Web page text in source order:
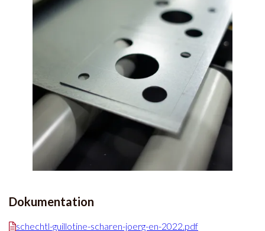
Dokumentation
schechtl-guillotine-scharen-joerg-en-2022.pdf